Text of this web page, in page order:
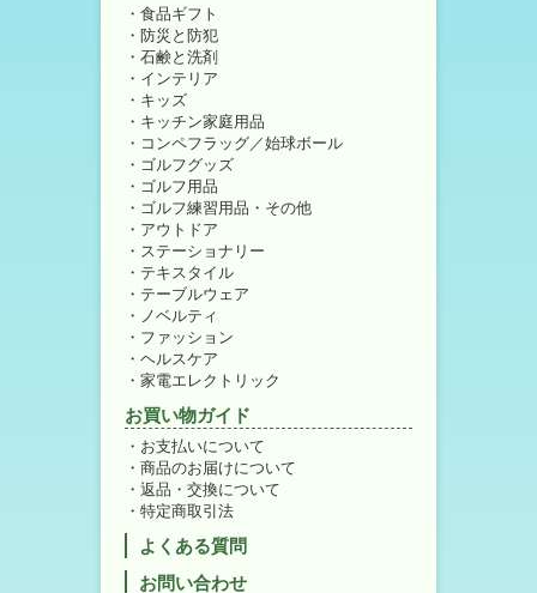
食品ギフト
防災と防犯
石鹸と洗剤
インテリア
キッズ
キッチン家庭用品
コンペフラッグ／始球ボール
ゴルフグッズ
ゴルフ用品
ゴルフ練習用品・その他
アウトドア
ステーショナリー
テキスタイル
テーブルウェア
ノベルティ
ファッション
ヘルスケア
家電エレクトリック
お買い物ガイド
お支払いについて
商品のお届けについて
返品・交換について
特定商取引法
よくある質問
お問い合わせ